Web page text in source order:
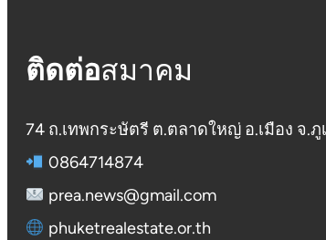
ติดต่อสมาคม
74 ถ.เทพกระษัตรี ต.ตลาดใหญ่ อ.เมือง จ.
0864714874
prea.news@gmail.com
phuketrealestate.or.th